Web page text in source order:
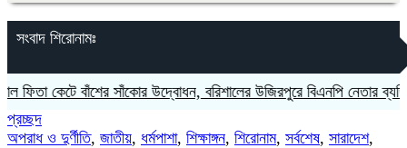
সংবাদ শিরোনামঃ
কেটে বাঁশের সাঁকোর উদ্বোধন, বরিশালের উজিরপুরে বিএনপি নেতার
প্রচ্ছদ
অপরাধ ও দুর্ণীতি, জাতীয়, ধর্মপাশা, শিক্ষাঙ্গন, শিরোনাম, সর্বশেষ, সারাদেশ,